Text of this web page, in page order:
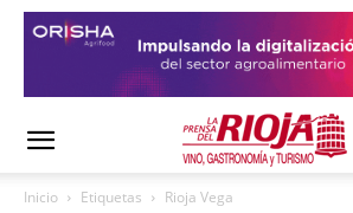
Inicio Etiquetas Rioja Vega